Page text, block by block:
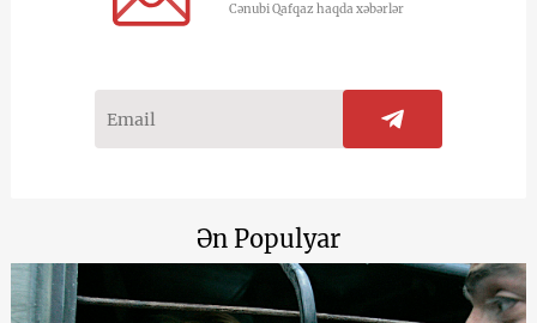
Cənubi Qafqaz haqda xəbərlər
Ən Populyar